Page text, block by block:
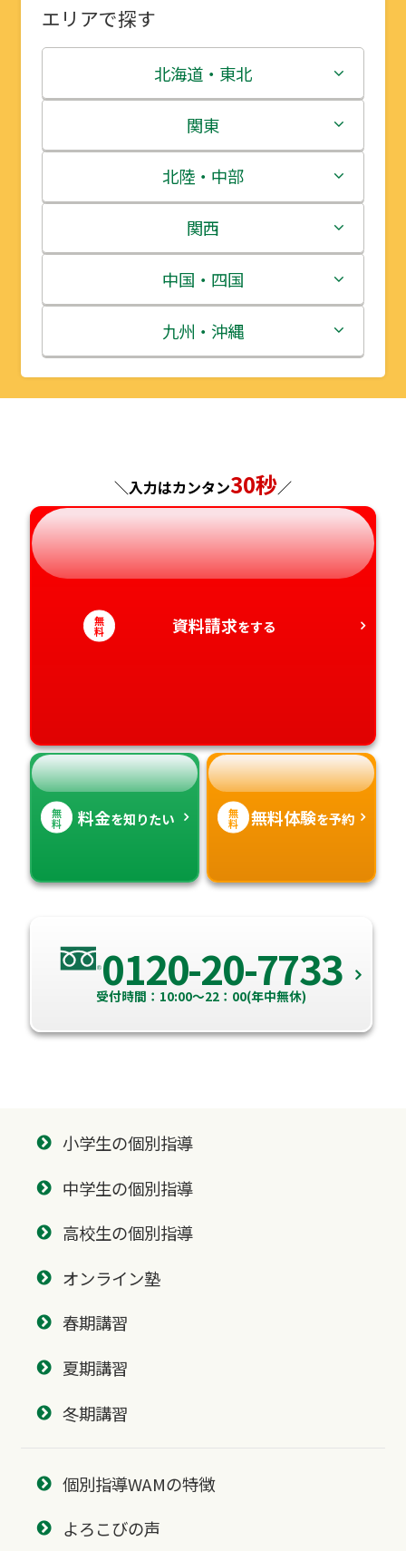
エリアで探す
北海道・東北
北海道
青森県
岩手県
宮城県
秋田県
山形県
関東
茨城県
栃木県
群馬県
埼玉県
千葉県
神奈川県
北陸・中部
新潟県
富山県
石川県
福井県
長野県
岐阜県
静岡県
愛知県
関西
三重県
滋賀県
京都府
兵庫県
奈良県
和歌山県
中国・四国
鳥取県
島根県
広島県
山口県
徳島県
香川県
九州・沖縄
福岡県
長崎県
熊本県
大分県
宮崎県
＼入力はカンタン30秒／
無
料 資料請求をする
無
料 料金を知りたい 無
料 無料体験を予約
0120-20-7733
受付時間：10:00～22：00(年中無休)
小学生の個別指導
中学生の個別指導
高校生の個別指導
オンライン塾
春期講習
夏期講習
冬期講習
個別指導WAMの特徴
よろこびの声